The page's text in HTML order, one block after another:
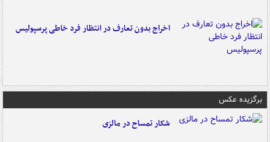
اخراج بدون تعارف در انتظار فرد خاطی پرسپولیس
برگزیده عکس
شکار تمساح در مالزی